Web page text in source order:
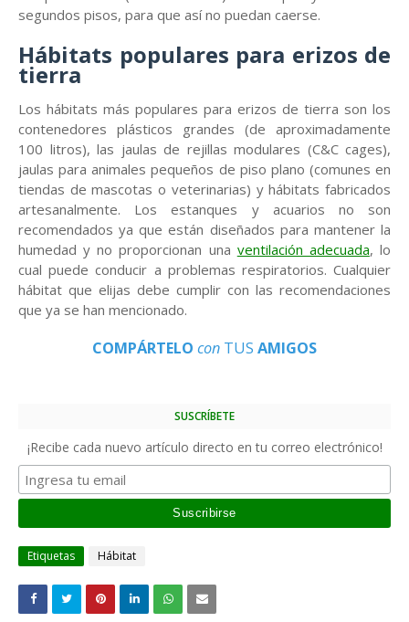
segundos pisos, para que así no puedan caerse.
Hábitats populares para erizos de
tierra
Los hábitats más populares para erizos de tierra son los
contenedores plásticos grandes (de aproximadamente
100 litros), las jaulas de rejillas modulares (C&C cages),
jaulas para animales pequeños de piso plano (comunes en
tiendas de mascotas o veterinarias) y hábitats fabricados
artesanalmente. Los estanques y acuarios no son
recomendados ya que están diseñados para mantener la
humedad y no proporcionan una ventilación adecuada, lo
cual puede conducir a problemas respiratorios. Cualquier
hábitat que elijas debe cumplir con las recomendaciones
que ya se han mencionado.
COMPÁRTELO con TUS AMIGOS
SUSCRÍBETE
¡Recibe cada nuevo artículo directo en tu correo electrónico!
Etiquetas Hábitat